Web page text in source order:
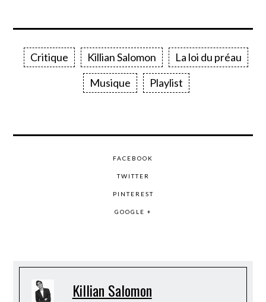
Critique Killian Salomon
La loi du préau
Musique
Playlist
FACEBOOK
TWITTER
PINTEREST
GOOGLE +
Killian Salomon